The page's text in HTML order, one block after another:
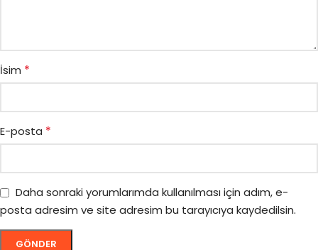
İsim *
E-posta *
Daha sonraki yorumlarımda kullanılması için adım, e-
posta adresim ve site adresim bu tarayıcıya kaydedilsin.